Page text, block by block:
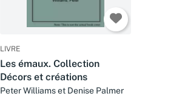
LIVRE
Les émaux. Collection
Décors et créations
Peter Williams et Denise Palmer